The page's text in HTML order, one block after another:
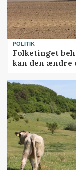
POLITIK
Folketinget
kan den ændre